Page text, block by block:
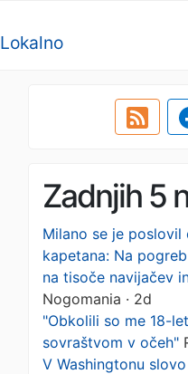
Lokalno
Zadnjih 5
Milano se je poslovil
kapetana: Na
na tisoče navijačev
Nogomania · 2d
"Obkolili so me 18-
sovraštvom v očeh"
V Washingtonu